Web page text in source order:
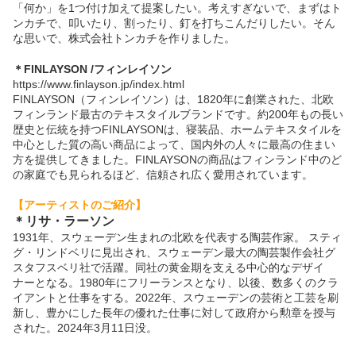
「何か」を1つ付け加えて提案したい。考えすぎないで、まずはト
ンカチで、叩いたり、割ったり、釘を打ちこんだりしたい。そん
な思いで、株式会社トンカチを作りました。
＊ FINLAYSON /フィンレイソン
https://www.finlayson.jp/index.html
FINLAYSON（フィンレイソン）は、1820年に創業された、北欧
フィンランド最古のテキスタイルブランドです。約200年もの長い
歴史と伝統を持つFINLAYSONは、寝装品、ホームテキスタイルを
中心とした質の高い商品によって、国内外の人々に最高の住まい
方を提供してきました。FINLAYSONの商品はフィンランド中のど
の家庭でも見られるほど、信頼され広く愛用されています。
【アーティストのご紹介】
＊ リサ・ラーソン
1931年、スウェーデン生まれの北欧を代表する陶芸作家。 スティ
グ・リンドベリに見出され、
スウェーデン最大の陶芸製作会社グ
スタフスベリ社で活躍。 同社の黄金期を支える中心的なデザイ
ナーとなる。 1980年にフリーランスとなり、以後、 数多くのクラ
イアントと仕事をする。2022年、
スウェーデンの芸術と工芸を刷
新し、 豊かにした長年の優れた仕事に対して政府から勲章を授与
された。 2024年3月11日没。